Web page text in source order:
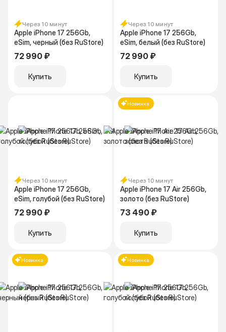
Через 10 минут
Apple iPhone 17 256Gb,
eSim, черный (без RuStore)
72 990 ₽
Купить
Через 10 минут
Apple iPhone 17 256Gb,
eSim, белый (без RuStore)
72 990 ₽
Купить
Через 10 минут
Apple iPhone 17 256Gb,
eSim, голубой (без RuStore)
72 990 ₽
Купить
Новинка
Через 10 минут
Apple iPhone 17 Air 256Gb,
золото (без RuStore)
73 490 ₽
Купить
Новинка Новинка